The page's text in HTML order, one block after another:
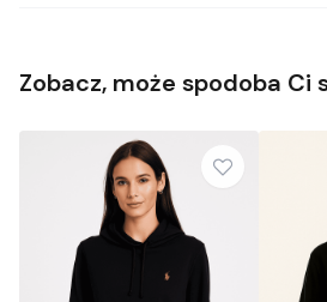
Zobacz, może spodoba Ci